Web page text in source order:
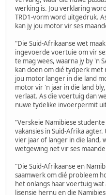
werking is. Jou verklaring
TRD1-vorm word uitgedruk.
kan jy jou motor vir ses
"Die Suid-Afrikaanse wet
ingevoerde voertuie om vir
te mag wees, waarna jy by 'n
kan doen om dié tydperk met
jou motor langer in die land
motor vir 'n jaar in die land
verlaat. As die voertuig dan
nuwe tydelike invoerpermit
"Verskeie Namibiese
vakansies in Suid-Afrika
vier jaar of langer in die land,
wetgewing net vir ses
"Die Suid-Afrikaanse en
saamwerk om dié probleem
het onlangs haar voertuig wat
lisensie hernu en die